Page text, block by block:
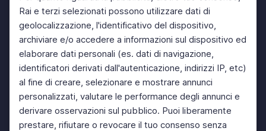
Rai e terzi selezionati possono utilizzare dati di
geolocalizzazione, l'identificativo del dispositivo,
archiviare e/o accedere a informazioni sul dispositivo ed
elaborare dati personali (es. dati di navigazione,
identificatori derivati dall'autenticazione, indirizzi IP, etc)
al fine di creare, selezionare e mostrare annunci
personalizzati, valutare le performance degli annunci e
derivare osservazioni sul pubblico. Puoi liberamente
prestare, rifiutare o revocare il tuo consenso senza